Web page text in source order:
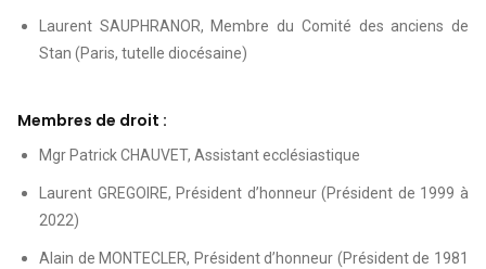
Laurent SAUPHRANOR, Membre du Comité des anciens de
Stan (Paris, tutelle diocésaine)
Membres de droit :
Mgr Patrick CHAUVET, Assistant ecclésiastique
Laurent GREGOIRE, Président d’honneur (Président de 1999 à
2022)
Alain de MONTECLER, Président d’honneur (Président de 1981